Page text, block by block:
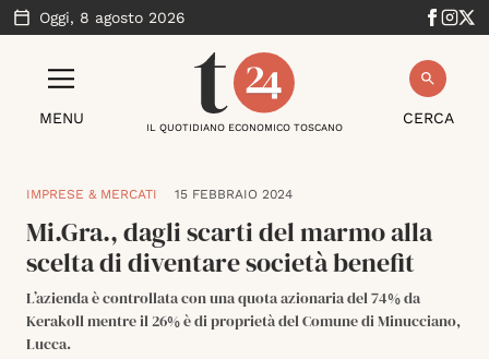
Oggi, 8 agosto 2026
MENU CERCA
IL QUOTIDIANO ECONOMICO TOSCANO
IMPRESE & MERCATI 15 FEBBRAIO 2024
Mi.Gra., dagli scarti del marmo alla
scelta di diventare società benefit
L’azienda è controllata con una quota azionaria del 74% da
Kerakoll mentre il 26% è di proprietà del Comune di Minucciano,
Lucca.